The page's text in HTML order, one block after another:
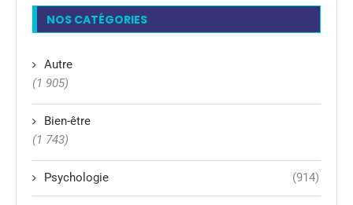
NOS CATÉGORIES
Autre
(1 905)
Bien-être
(1 743)
Psychologie (914)